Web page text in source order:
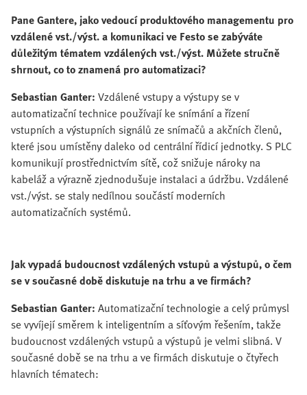
Pane Gantere, jako vedoucí produktového managementu pro
vzdálené vst./výst. a komunikaci ve Festo se zabýváte
důležitým tématem vzdálených vst./výst. Můžete stručně
shrnout, co to znamená pro automatizaci?
Sebastian Ganter: Vzdálené vstupy a výstupy se v
automatizační technice používají ke snímání a řízení
vstupních a výstupních signálů ze snímačů a akčních členů,
které jsou umístěny daleko od centrální řídicí jednotky. S PLC
komunikují prostřednictvím sítě, což snižuje nároky na
kabeláž a výrazně zjednodušuje instalaci a údržbu. Vzdálené
vst./výst. se staly nedílnou součástí moderních
automatizačních systémů.
Jak vypadá budoucnost vzdálených vstupů a výstupů, o čem
se v současné době diskutuje na trhu a ve firmách?
Sebastian Ganter: Automatizační technologie a celý průmysl
se vyvíjejí směrem k inteligentním a síťovým řešením, takže
budoucnost vzdálených vstupů a výstupů je velmi slibná. V
současné době se na trhu a ve firmách diskutuje o čtyřech
hlavních tématech: